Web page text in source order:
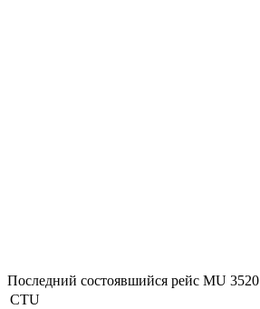
Последний состоявшийся рейс MU 3520
CTU